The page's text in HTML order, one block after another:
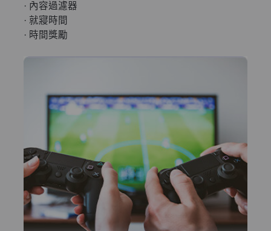
· 內容過濾器
· 就寢時間
· 時間獎勵